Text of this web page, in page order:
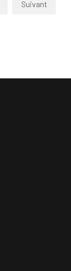
Suivant